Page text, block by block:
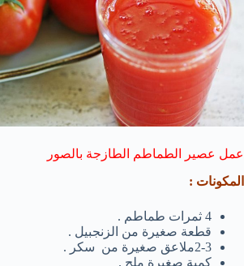
عمل عصير الطماطم الطازجة بالصور
المكونات :
4 ثمرات طماطم .
قطعة صغيرة من الزنجبيل .
2-3ملاعق صغيرة من سكر .
كمية صغيرة ملح .